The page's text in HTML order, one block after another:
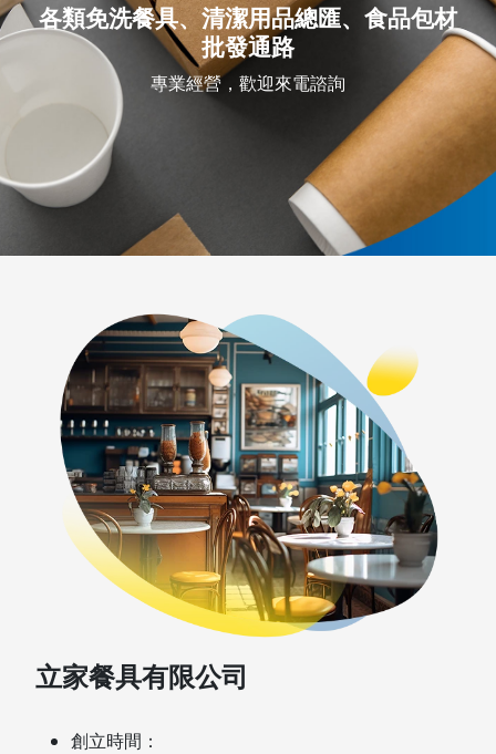
各類免洗餐具、清潔用品總匯、 食品包材
批發通路
專業經營，歡迎來電諮詢
立家餐具有限公司
創立時間：